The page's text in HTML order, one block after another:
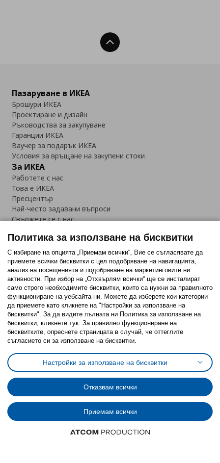
Нагоре
Пазаруване в ИКЕА
Брошури ИКЕА
Проектиране и дизайн
Ръководства за закупуване
Гаранции ИКЕА
Ваучер за подарък ИКЕА
Условия за връщане на закупени стоки
За ИКЕА
Работете с нас
Това е ИКЕА
Пресцентър
Най-често задавани въпроси
Свържете се с нас
Последвайте ни:
FacebookTwitterYoutubePinterestInstagram
Политика за използване на бисквитки (Cookies)
Избор на настройки за използване на бисквитки
Условия за ползване на ikea.bg
Обща политика за личните данни
Политика за защита на личните данни на ikea.bg
Общи условия на програма IKEA Family
Политика за защита на лични данни на програма IKEA Family
Политика за използване на бисквитки
С избиране на опцията „Приемам всички“, Вие се съгласявате да
приемете всички бисквитки с цел подобряване на навигацията,
анализ на посещенията и подобряване на маркетинговите ни
активности. При избор на „Отхвърлям всички“ ще се инсталират
само строго необходимитe бисквитки, които са нужни за правилното
функциониране на уебсайта ни. Можете да изберете кои категории
да приемете като кликнете на "Настройки за използване на
бисквитки". За да видите пълната ни Политика за използване на
бисквитки, кликнете тук. За правилно функциониране на
бисквитките, опреснете страницата в случай, че оттеглите
съгласието си за използване на бисквитки.
Настройки за използване на бисквитки
Отказвам всички
Приемам всички